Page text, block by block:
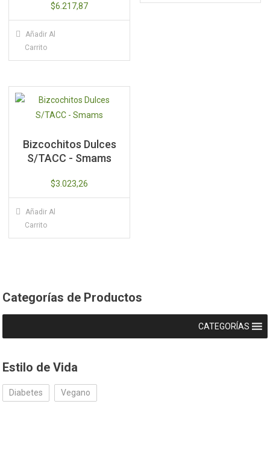
$6.217,87
Añadir Al
Carrito
Bizcochitos Dulces
S/TACC - Smams
$3.023,26
Añadir Al
Carrito
Categorías de Productos
CATEGORÍAS
Estilo de Vida
Diabetes Vegano